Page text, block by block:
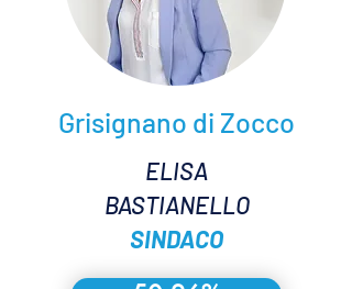
Grisignano di Zocco
ELISA
BASTIANELLO
SINDACO